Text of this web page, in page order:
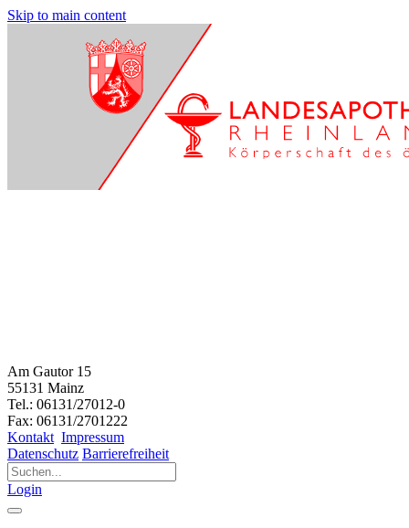
Skip to main content
Am Gautor 15
55131 Mainz
Tel.: 06131/27012-0
Fax: 06131/2701222
Kontakt Impressum
Datenschutz Barrierefreiheit
Login